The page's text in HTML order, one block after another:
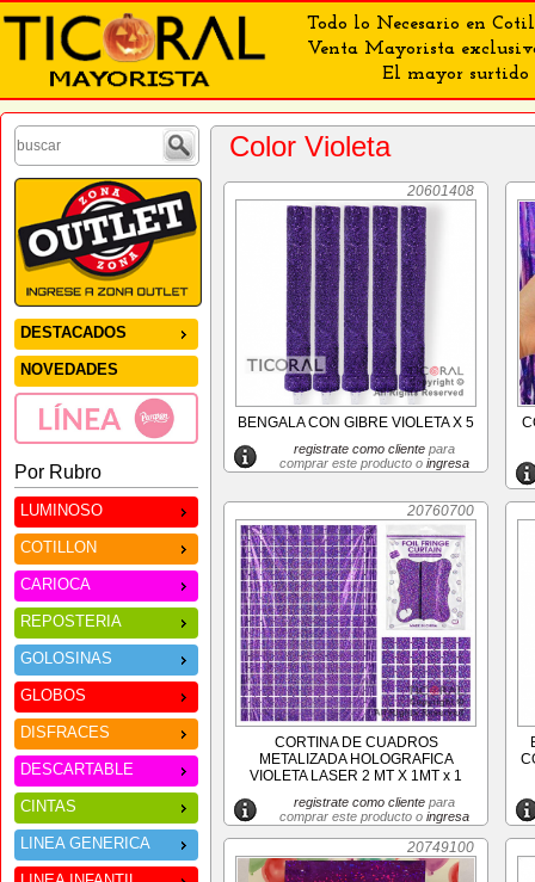
Todo lo Necesario en
Venta Mayorista
El mayor surtido
DESTACADOS
NOVEDADES
Por Rubro
LUMINOSO
COTILLON
CARIOCA
REPOSTERIA
GOLOSINAS
GLOBOS
DISFRACES
DESCARTABLE
CINTAS
LINEA GENERICA
Color Violeta
20601408
BENGALA CON GIBRE VIOLETA X 5
registrate como clientepara
comprar este producto o ingresa
20760700
CORTINA DE CUADROS
METALIZADA HOLOGRAFICA
VIOLETA LASER 2 MT X 1MT x 1
registrate como clientepara
comprar este producto o ingresa
20749100